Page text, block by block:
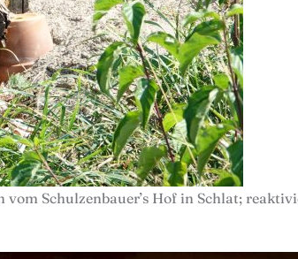
Schulzenbauer’s Hof in Schlat;